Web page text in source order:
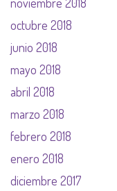
octubre 2018
junio 2018
mayo 2018
abril 2018
marzo 2018
febrero 2018
enero 2018
diciembre 2017